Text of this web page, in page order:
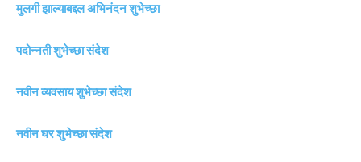
मुलगी झाल्याबद्दल अभिनंदन शुभेच्छा
पदोन्नती शुभेच्छा संदेश
नवीन व्यवसाय शुभेच्छा संदेश
नवीन घर शुभेच्छा संदेश